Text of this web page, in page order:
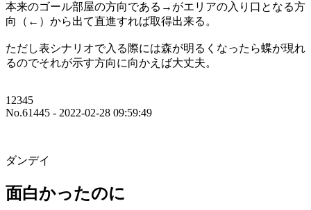
本来のゴール部屋の方向である→がエリアの入り口となる方
向（←）から出て直進すれば取得出来る。
ただし表シナリオで入る際には森が明るくなったら蝶が現れ
るのでそれが示す方向に向かえば大丈夫。
12345
No.61445 - 2022-02-28 09:59:49
ダンデイ
面白かったのに